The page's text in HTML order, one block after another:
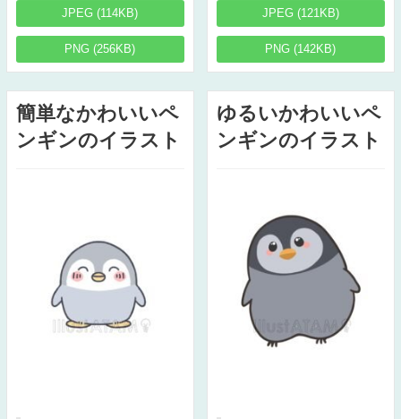
JPEG (114KB)
PNG (256KB)
JPEG (121KB)
PNG (142KB)
簡単なかわいいペ
ンギンのイラスト
ゆるいかわいいペ
ンギンのイラスト